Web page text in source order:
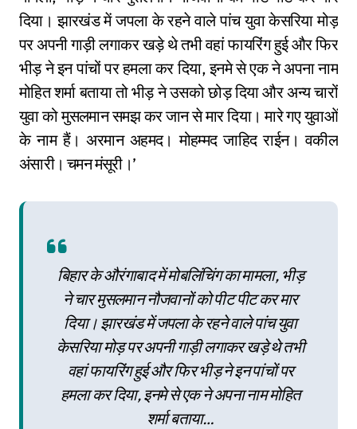
दिया। झारखंड में जपला के रहने वाले पांच युवा केसरिया मोड़
पर अपनी गाड़ी लगाकर खड़े थे तभी वहां फायरिंग हुई और फिर
भीड़ ने इन पांचों पर हमला कर दिया, इनमे से एक ने अपना नाम
मोहित शर्मा बताया तो भीड़ ने उसको छोड़ दिया और अन्य चारों
युवा को मुसलमान समझ कर जान से मार दिया। मारे गए युवाओं
के नाम हैं। अरमान अहमद। मोहम्मद जाहिद राईन। वकील
अंसारी। चमन मंसूरी।’
बिहार के औरंगाबाद में मोबलिंचिंग का मामला, भीड़
ने चार मुसलमान नौजवानों को पीट पीट कर मार
दिया। झारखंड में जपला के रहने वाले पांच युवा
केसरिया मोड़ पर अपनी गाड़ी लगाकर खड़े थे तभी
वहां फायरिंग हुई और फिर भीड़ ने इन पांचों पर
हमला कर दिया, इनमे से एक ने अपना नाम मोहित
शर्मा बताया…